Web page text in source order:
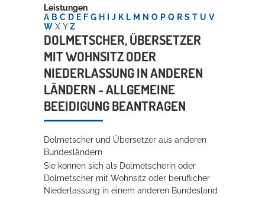
Kultur
Bildung
Wirtschaft
Rathaus
Willkommen in Hockenheim
Leistungen
A B C D E F G H J K L M N O P Q R S T U V
W X Y Z
DOLMETSCHER, ÜBERSETZER
MIT WOHNSITZ ODER
NIEDERLASSUNG IN ANDEREN
LÄNDERN - ALLGEMEINE
BEEIDIGUNG BEANTRAGEN
Dolmetscher und Übersetzer aus anderen
Bundesländern
Sie können sich als Dolmetscherin oder
Dolmetscher mit Wohnsitz oder beruflicher
Niederlassung in einem anderen Bundesland